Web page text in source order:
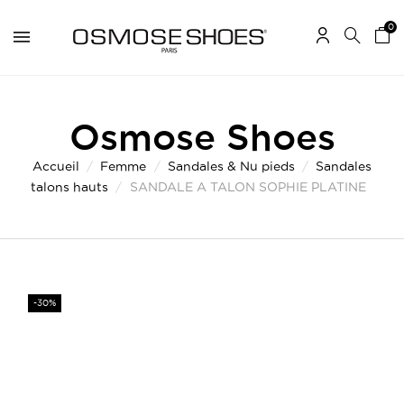
0
Osmose Shoes
Accueil Femme Sandales & Nu pieds
Sandales
talons hauts
SANDALE A TALON SOPHIE PLATINE
-30%